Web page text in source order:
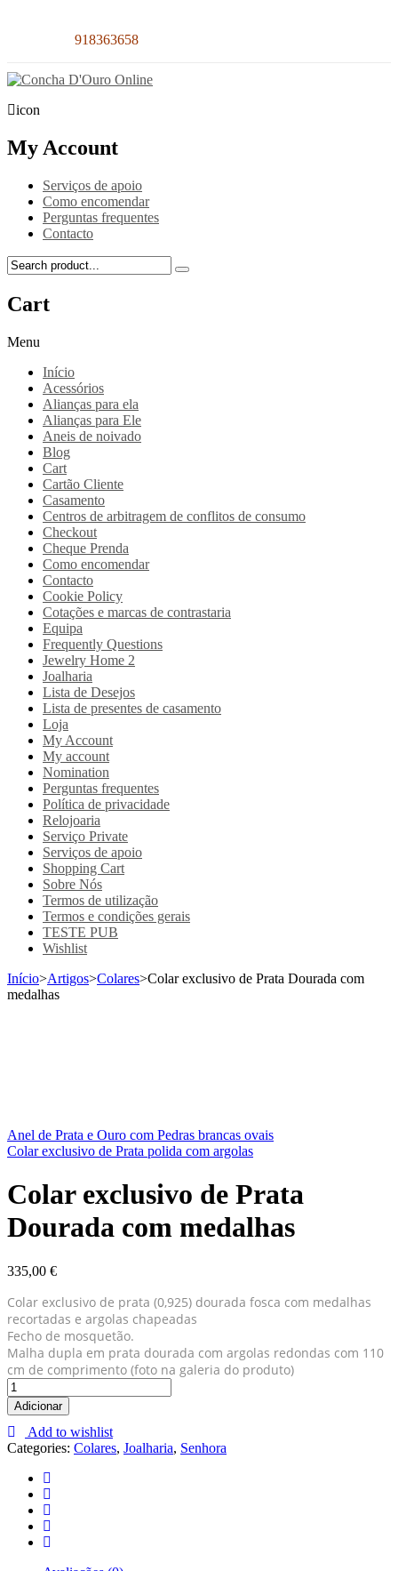
918363658
icon
My Account
Serviços de apoio
Como encomendar
Perguntas frequentes
Contacto
Cart
Menu
Início
Acessórios
Alianças para ela
Alianças para Ele
Aneis de noivado
Blog
Cart
Cartão Cliente
Casamento
Centros de arbitragem de conflitos de consumo
Checkout
Cheque Prenda
Como encomendar
Contacto
Cookie Policy
Cotações e marcas de contrastaria
Equipa
Frequently Questions
Jewelry Home 2
Joalharia
Lista de Desejos
Lista de presentes de casamento
Loja
My Account
My account
Nomination
Perguntas frequentes
Política de privacidade
Relojoaria
Serviço Private
Serviços de apoio
Shopping Cart
Sobre Nós
Termos de utilização
Termos e condições gerais
TESTE PUB
Wishlist
Início>Artigos>Colares>Colar exclusivo de Prata Dourada com
medalhas
Anel de Prata e Ouro com Pedras brancas ovais
Colar exclusivo de Prata polida com argolas
Colar exclusivo de Prata
Dourada com medalhas
335,00 €
Colar exclusivo de prata (0,925) dourada fosca com medalhas
recortadas e argolas chapeadas
Fecho de mosquetão.
Malha dupla em prata dourada com argolas redondas com 110
cm de comprimento (foto na galeria do produto)
Colar
exclusivo
de
Prata
Dourada
medalhas
quantity
Adicionar
Add to wishlist
Categories: Colares, Joalharia, Senhora